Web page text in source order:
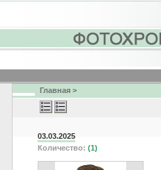
Главная >
03.03.2025
Количество: (1)